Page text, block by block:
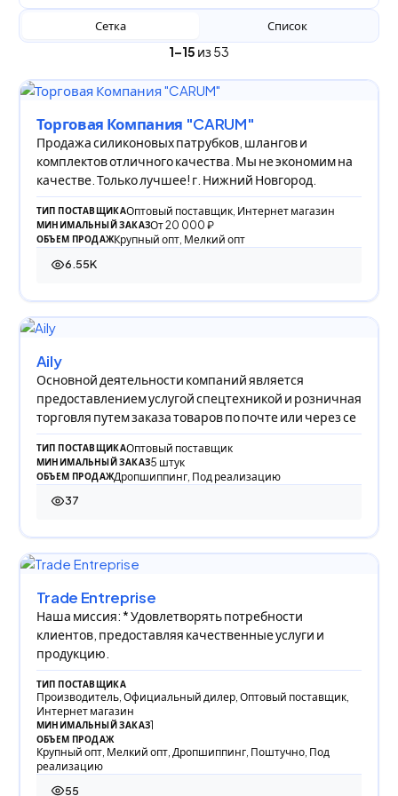
1–15 из 53
Сетка Список
Торговая Компания "CARUM"
Продажа силиконовых патрубков, шлангов и
комплектов отличного качества. Мы не экономим на
качестве. Только лучшее! г. Нижний Новгород.
ТИП ПОСТАВЩИКАОптовый поставщик, Интернет магазин
МИНИМАЛЬНЫЙ ЗАКАЗОт 20 000 ₽
ОБЪЕМ ПРОДАЖКрупный опт, Мелкий опт
6.55K
6 551 просмотр
Aily
Основной деятельности компаний является
предоставлением услугой спецтехникой и розничная
торговля путем заказа товаров по почте или через се
ТИП ПОСТАВЩИКАОптовый поставщик
МИНИМАЛЬНЫЙ ЗАКАЗ5 штук
ОБЪЕМ ПРОДАЖДропшиппинг, Под реализацию
37
37 просмотров
Trade Entreprise
Наша миссия: * Удовлетворять потребности
клиентов, предоставляя качественные услуги и
продукцию.
ТИП ПОСТАВЩИКА
Производитель, Официальный дилер, Оптовый поставщик,
Интернет магазин
МИНИМАЛЬНЫЙ ЗАКАЗ1
ОБЪЕМ ПРОДАЖ
Крупный опт, Мелкий опт, Дропшиппинг, Поштучно, Под
реализацию
55